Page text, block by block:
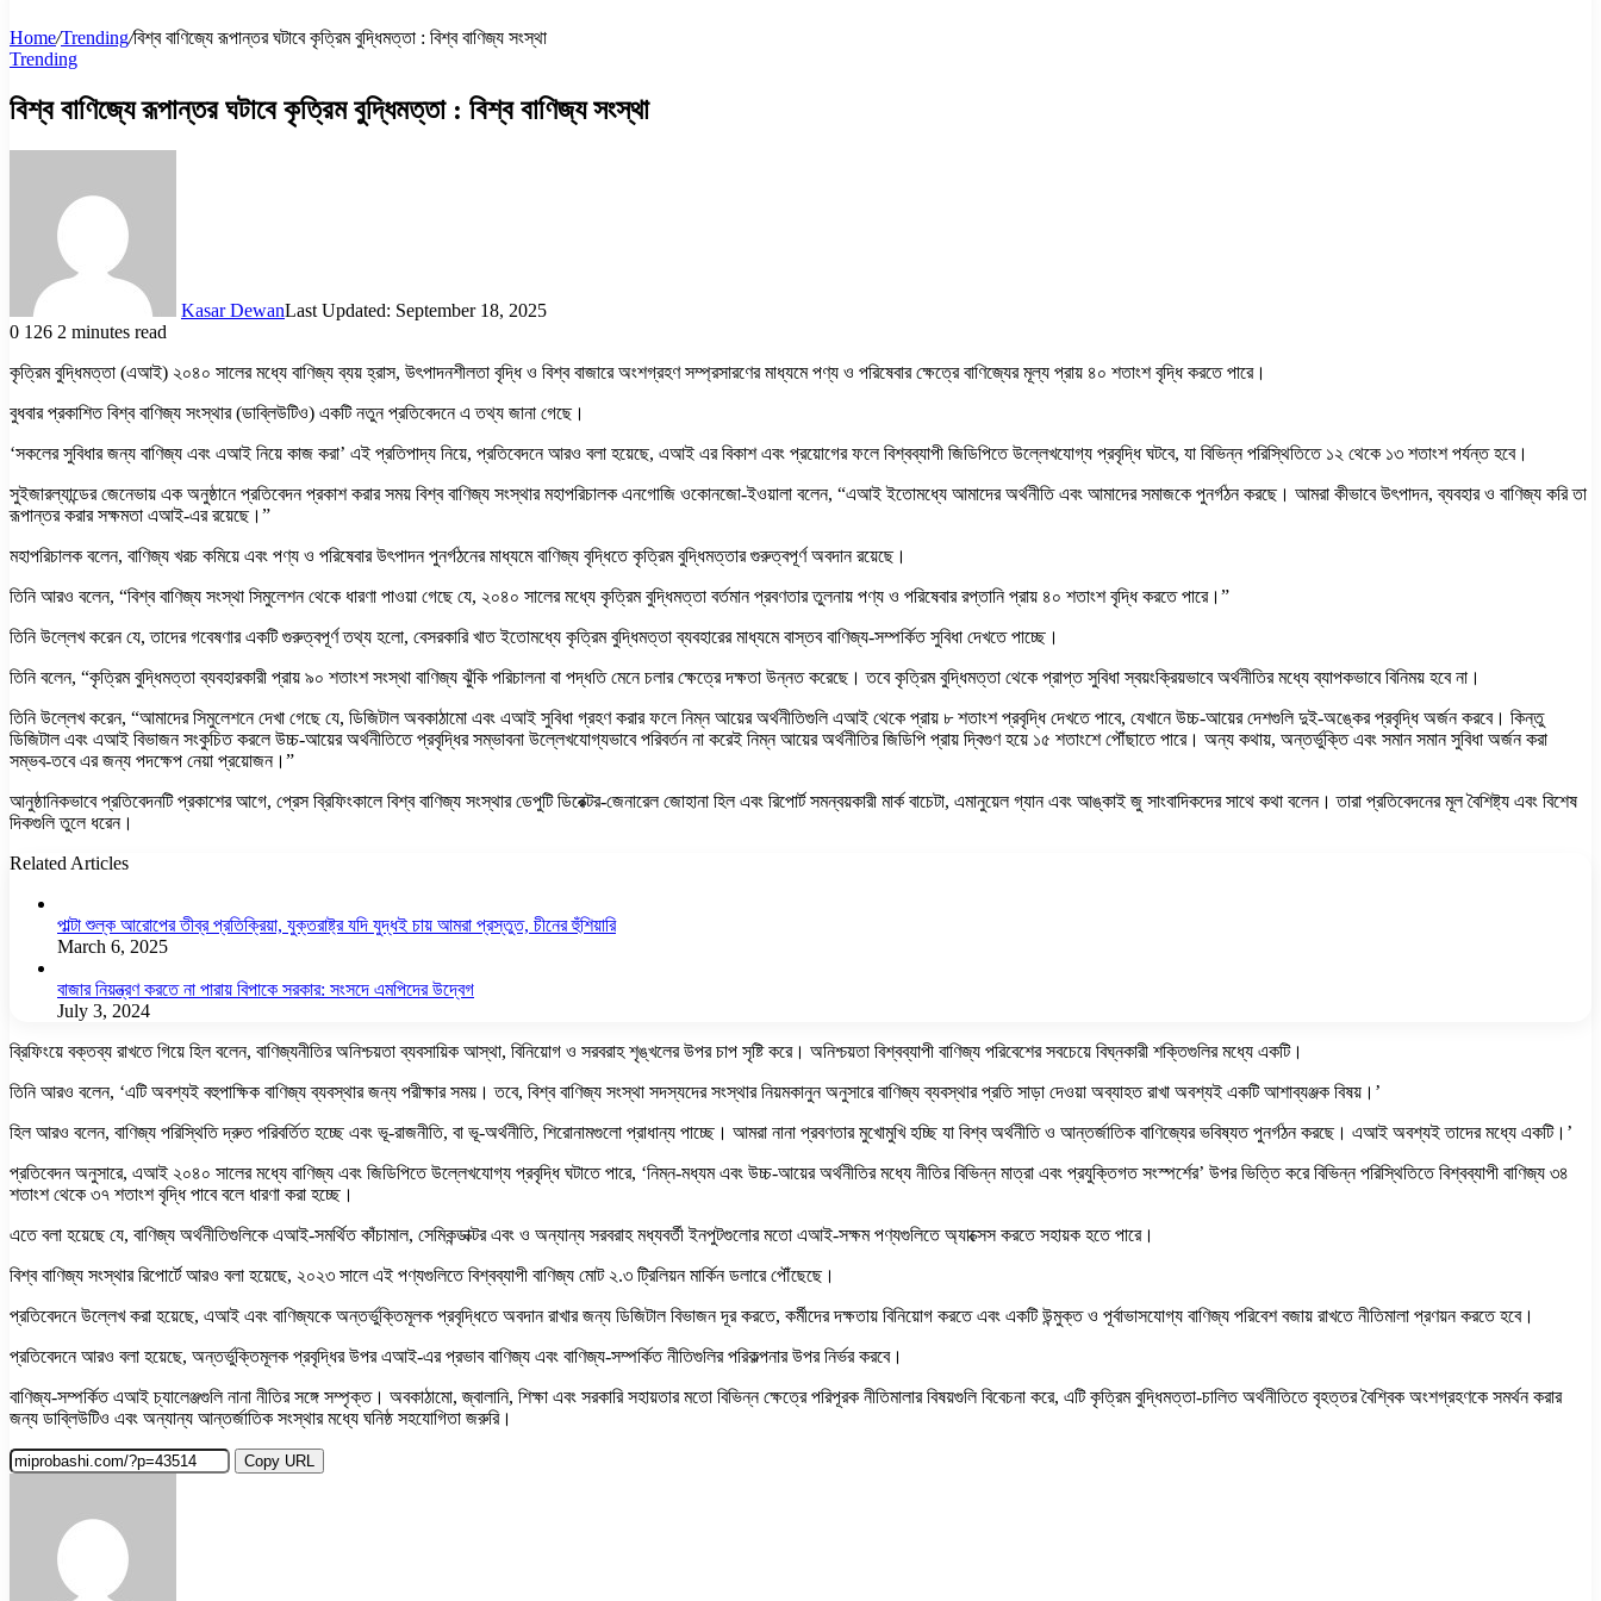
Home/Trending/বিশ্ব বাণিজ্যে রূপান্তর ঘটাবে কৃত্রিম বুদ্ধিমত্তা : বিশ্ব বাণিজ্য সংস্থা
Trending
বিশ্ব বাণিজ্যে রূপান্তর ঘটাবে কৃত্রিম বুদ্ধিমত্তা : বিশ্ব বাণিজ্য সংস্থা
Kasar DewanLast Updated: September 18, 2025
0 126 2 minutes read
কৃত্রিম বুদ্ধিমত্তা (এআই) ২০৪০ সালের মধ্যে বাণিজ্য ব্যয় হ্রাস, উৎপাদনশীলতা বৃদ্ধি ও বিশ্ব বাজারে অংশগ্রহণ সম্প্রসারণের মাধ্যমে পণ্য ও পরিষেবার ক্ষেত্রে বাণিজ্যের মূল্য প্রায় ৪০ শতাংশ বৃদ্ধি করতে পারে।
বুধবার প্রকাশিত বিশ্ব বাণিজ্য সংস্থার (ডাব্লিউটিও) একটি নতুন প্রতিবেদনে এ তথ্য জানা গেছে।
‘সকলের সুবিধার জন্য বাণিজ্য এবং এআই নিয়ে কাজ করা’ এই প্রতিপাদ্য নিয়ে, প্রতিবেদনে আরও বলা হয়েছে, এআই এর বিকাশ এবং প্রয়োগের ফলে বিশ্বব্যাপী জিডিপিতে উল্লেখযোগ্য প্রবৃদ্ধি ঘটবে, যা বিভিন্ন পরিস্থিতিতে ১২ থেকে ১৩ শতাংশ পর্যন্ত হবে।
সুইজারল্যান্ডের জেনেভায় এক অনুষ্ঠানে প্রতিবেদন প্রকাশ করার সময় বিশ্ব বাণিজ্য সংস্থার মহাপরিচালক এনগোজি ওকোনজো-ইওয়ালা বলেন, “এআই ইতোমধ্যে আমাদের অর্থনীতি এবং আমাদের সমাজকে পুনর্গঠন করছে। আমরা কীভাবে উৎপাদন, ব্যবহার ও বাণিজ্য করি তা
রূপান্তর করার সক্ষমতা এআই-এর রয়েছে।”
মহাপরিচালক বলেন, বাণিজ্য খরচ কমিয়ে এবং পণ্য ও পরিষেবার উৎপাদন পুনর্গঠনের মাধ্যমে বাণিজ্য বৃদ্ধিতে কৃত্রিম বুদ্ধিমত্তার গুরুত্বপূর্ণ অবদান রয়েছে।
তিনি আরও বলেন, “বিশ্ব বাণিজ্য সংস্থা সিমুলেশন থেকে ধারণা পাওয়া গেছে যে, ২০৪০ সালের মধ্যে কৃত্রিম বুদ্ধিমত্তা বর্তমান প্রবণতার তুলনায় পণ্য ও পরিষেবার রপ্তানি প্রায় ৪০ শতাংশ বৃদ্ধি করতে পারে।”
তিনি উল্লেখ করেন যে, তাদের গবেষণার একটি গুরুত্বপূর্ণ তথ্য হলো, বেসরকারি খাত ইতোমধ্যে কৃত্রিম বুদ্ধিমত্তা ব্যবহারের মাধ্যমে বাস্তব বাণিজ্য-সম্পর্কিত সুবিধা দেখতে পাচ্ছে।
তিনি বলেন, “কৃত্রিম বুদ্ধিমত্তা ব্যবহারকারী প্রায় ৯০ শতাংশ সংস্থা বাণিজ্য ঝুঁকি পরিচালনা বা পদ্ধতি মেনে চলার ক্ষেত্রে দক্ষতা উন্নত করেছে। তবে কৃত্রিম বুদ্ধিমত্তা থেকে প্রাপ্ত সুবিধা স্বয়ংক্রিয়ভাবে অর্থনীতির মধ্যে ব্যাপকভাবে বিনিময় হবে না।
তিনি উল্লেখ করেন, “আমাদের সিমুলেশনে দেখা গেছে যে, ডিজিটাল অবকাঠামো এবং এআই সুবিধা গ্রহণ করার ফলে নিম্ন আয়ের অর্থনীতিগুলি এআই থেকে প্রায় ৮ শতাংশ প্রবৃদ্ধি দেখতে পাবে, যেখানে উচ্চ-আয়ের দেশগুলি দুই-অঙ্কের প্রবৃদ্ধি অর্জন করবে। কিন্তু
ডিজিটাল এবং এআই বিভাজন সংকুচিত করলে উচ্চ-আয়ের অর্থনীতিতে প্রবৃদ্ধির সম্ভাবনা উল্লেখযোগ্যভাবে পরিবর্তন না করেই নিম্ন আয়ের অর্থনীতির জিডিপি প্রায় দ্বিগুণ হয়ে ১৫ শতাংশে পৌঁছাতে পারে। অন্য কথায়, অন্তর্ভুক্তি এবং সমান সমান সুবিধা অর্জন করা
সম্ভব-তবে এর জন্য পদক্ষেপ নেয়া প্রয়োজন।”
আনুষ্ঠানিকভাবে প্রতিবেদনটি প্রকাশের আগে, প্রেস ব্রিফিংকালে বিশ্ব বাণিজ্য সংস্থার ডেপুটি ডিরেক্টর-জেনারেল জোহানা হিল এবং রিপোর্ট সমন্বয়কারী মার্ক বাচেটা, এমানুয়েল গ্যান এবং আঙ্কাই জু সাংবাদিকদের সাথে কথা বলেন। তারা প্রতিবেদনের মূল বৈশিষ্ট্য এবং বিশেষ
দিকগুলি তুলে ধরেন।
Related Articles
পাল্টা শুল্ক আরোপের তীব্র প্রতিক্রিয়া, যুক্তরাষ্ট্র যদি যুদ্ধই চায় আমরা প্রস্তুত, চীনের হুঁশিয়ারি
March 6, 2025
বাজার নিয়ন্ত্রণ করতে না পারায় বিপাকে সরকার: সংসদে এমপিদের উদ্বেগ
July 3, 2024
ব্রিফিংয়ে বক্তব্য রাখতে গিয়ে হিল বলেন, বাণিজ্যনীতির অনিশ্চয়তা ব্যবসায়িক আস্থা, বিনিয়োগ ও সরবরাহ শৃঙ্খলের উপর চাপ সৃষ্টি করে। অনিশ্চয়তা বিশ্বব্যাপী বাণিজ্য পরিবেশের সবচেয়ে বিঘ্নকারী শক্তিগুলির মধ্যে একটি।
তিনি আরও বলেন, ‘এটি অবশ্যই বহুপাক্ষিক বাণিজ্য ব্যবস্থার জন্য পরীক্ষার সময়। তবে, বিশ্ব বাণিজ্য সংস্থা সদস্যদের সংস্থার নিয়মকানুন অনুসারে বাণিজ্য ব্যবস্থার প্রতি সাড়া দেওয়া অব্যাহত রাখা অবশ্যই একটি আশাব্যঞ্জক বিষয়।’
হিল আরও বলেন, বাণিজ্য পরিস্থিতি দ্রুত পরিবর্তিত হচ্ছে এবং ভূ-রাজনীতি, বা ভূ-অর্থনীতি, শিরোনামগুলো প্রাধান্য পাচ্ছে। আমরা নানা প্রবণতার মুখোমুখি হচ্ছি যা বিশ্ব অর্থনীতি ও আন্তর্জাতিক বাণিজ্যের ভবিষ্যত পুনর্গঠন করছে। এআই অবশ্যই তাদের মধ্যে একটি।’
প্রতিবেদন অনুসারে, এআই ২০৪০ সালের মধ্যে বাণিজ্য এবং জিডিপিতে উল্লেখযোগ্য প্রবৃদ্ধি ঘটাতে পারে, ‘নিম্ন-মধ্যম এবং উচ্চ-আয়ের অর্থনীতির মধ্যে নীতির বিভিন্ন মাত্রা এবং প্রযুক্তিগত সংস্পর্শের’ উপর ভিত্তি করে বিভিন্ন পরিস্থিতিতে বিশ্বব্যাপী বাণিজ্য ৩৪
শতাংশ থেকে ৩৭ শতাংশ বৃদ্ধি পাবে বলে ধারণা করা হচ্ছে।
এতে বলা হয়েছে যে, বাণিজ্য অর্থনীতিগুলিকে এআই-সমর্থিত কাঁচামাল, সেমিকন্ডাক্টর এবং ও অন্যান্য সরবরাহ মধ্যবর্তী ইনপুটগুলোর মতো এআই-সক্ষম পণ্যগুলিতে অ্যাক্সেস করতে সহায়ক হতে পারে।
বিশ্ব বাণিজ্য সংস্থার রিপোর্টে আরও বলা হয়েছে, ২০২৩ সালে এই পণ্যগুলিতে বিশ্বব্যাপী বাণিজ্য মোট ২.৩ ট্রিলিয়ন মার্কিন ডলারে পৌঁছেছে।
প্রতিবেদনে উল্লেখ করা হয়েছে, এআই এবং বাণিজ্যকে অন্তর্ভুক্তিমূলক প্রবৃদ্ধিতে অবদান রাখার জন্য ডিজিটাল বিভাজন দূর করতে, কর্মীদের দক্ষতায় বিনিয়োগ করতে এবং একটি উন্মুক্ত ও পূর্বাভাসযোগ্য বাণিজ্য পরিবেশ বজায় রাখতে নীতিমালা প্রণয়ন করতে হবে।
প্রতিবেদনে আরও বলা হয়েছে, অন্তর্ভুক্তিমূলক প্রবৃদ্ধির উপর এআই-এর প্রভাব বাণিজ্য এবং বাণিজ্য-সম্পর্কিত নীতিগুলির পরিকল্পনার উপর নির্ভর করবে।
বাণিজ্য-সম্পর্কিত এআই চ্যালেঞ্জগুলি নানা নীতির সঙ্গে সম্পৃক্ত। অবকাঠামো, জ্বালানি, শিক্ষা এবং সরকারি সহায়তার মতো বিভিন্ন ক্ষেত্রে পরিপূরক নীতিমালার বিষয়গুলি বিবেচনা করে, এটি কৃত্রিম বুদ্ধিমত্তা-চালিত অর্থনীতিতে বৃহত্তর বৈশ্বিক অংশগ্রহণকে সমর্থন করার
জন্য ডাব্লিউটিও এবং অন্যান্য আন্তর্জাতিক সংস্থার মধ্যে ঘনিষ্ঠ সহযোগিতা জরুরি।
Copy URL